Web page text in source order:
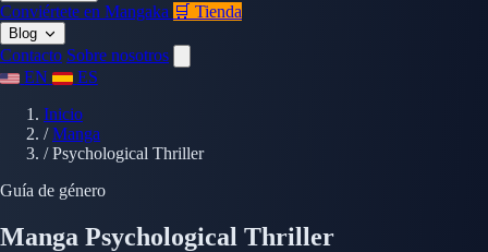
Conviértete en Mangaka 🛒 Tienda
Blog
Contacto Sobre nosotros
EN
ES
Inicio
/ Manga
/ Psychological Thriller
Guía de género
Manga Psychological Thriller